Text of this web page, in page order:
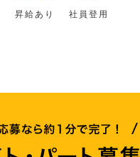
昇給あり 社員登用